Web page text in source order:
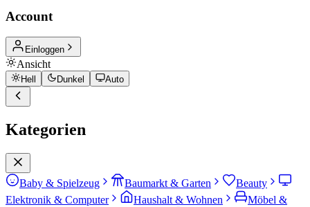
Account
Einloggen
Ansicht
Hell Dunkel Auto
Kategorien
Baby & Spielzeug Baumarkt & Garten
Beauty
Elektronik & Computer
Haushalt & Wohnen
Möbel &